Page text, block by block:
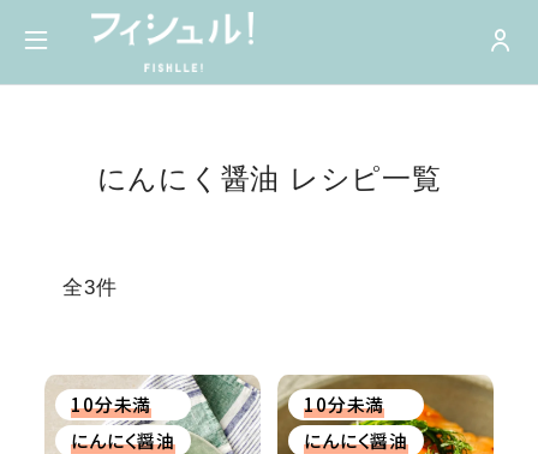
にんにく醤油 レシピ一覧
全3件
10分未満
にんにく醤油
10分未満
にんにく醤油